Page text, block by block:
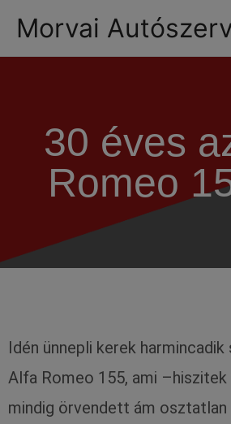
Morvai
30 éves
Romeo
Idén ünnepli kerek
Alfa Romeo 155, ami –hiszitek
mindig örvendett ám osztatlan